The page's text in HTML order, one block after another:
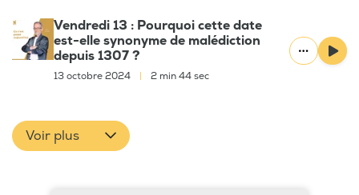
Vendredi 13 : Pourquoi cette date
est-elle synonyme de malédiction
depuis 1307 ?
13 octobre 2024 2 min 44 sec
Voir plus